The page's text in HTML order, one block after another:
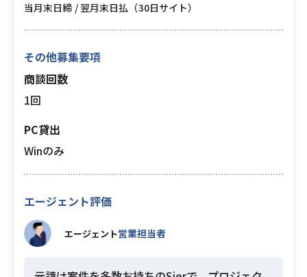
当月末日締 / 翌月末日払（30日サイト）
その他募集要項
商談回数
1回
PC貸出
Winのみ
エージェント評価
エージェント営業担当者